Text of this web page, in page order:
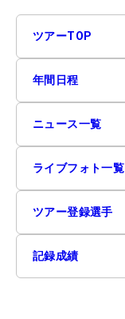
ツアーTOP
年間日程
ニュース一覧
ライブフォト一覧
ツアー登録選手
記録成績